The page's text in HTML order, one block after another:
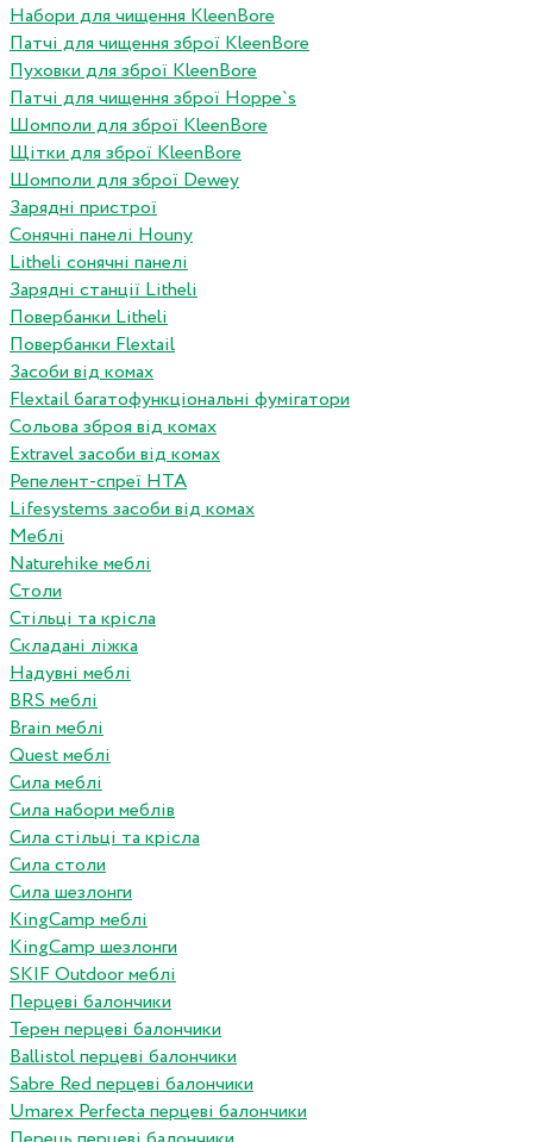
Набори для чищення KleenBore
Патчі для чищення зброї KleenBore
Пуховки для зброї KleenBore
Патчі для чищення зброї Hoppe`s
Шомполи для зброї KleenBore
Щітки для зброї KleenBore
Шомполи для зброї Dewey
Зарядні пристрої
Сонячні панелі Houny
Litheli сонячні панелі
Зарядні станції Litheli
Повербанки Litheli
Повербанки Flextail
Засоби від комах
Flextail багатофункціональні фумігатори
Сольова зброя від комах
Extravel засоби від комах
Репелент-спреї HTA
Lifesystems засоби від комах
Меблі
Naturehike меблі
Столи
Стільці та крісла
Складані ліжка
Надувні меблі
BRS меблі
Brain меблі
Quest меблі
Сила меблі
Сила набори меблів
Сила стільці та крісла
Сила столи
Сила шезлонги
KingCamp меблі
KingCamp шезлонги
SKIF Outdoor меблі
Перцеві балончики
Терен перцеві балончики
Ballistol перцеві балончики
Sabre Red перцеві балончики
Umarex Perfecta перцеві балончики